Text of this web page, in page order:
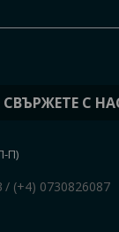
С
П)
/ (+4) 0730826087